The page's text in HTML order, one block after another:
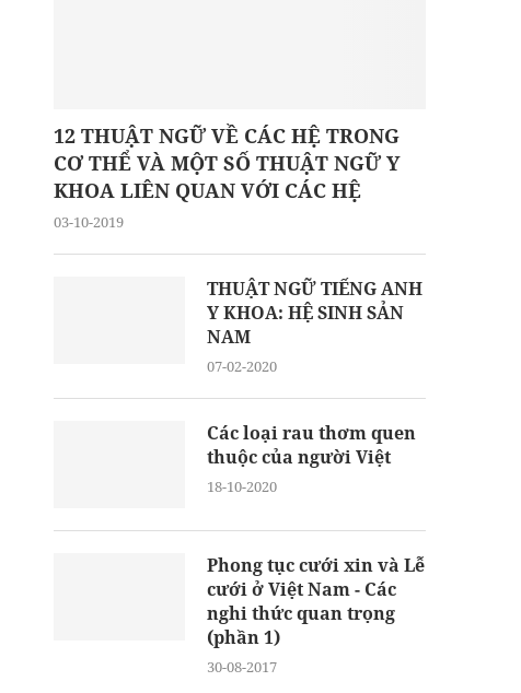
12 THUẬT NGỮ VỀ CÁC HỆ TRONG
CƠ THỂ VÀ MỘT SỐ THUẬT NGỮ Y
KHOA LIÊN QUAN VỚI CÁC HỆ
03-10-2019
THUẬT NGỮ TIẾNG ANH
Y KHOA: HỆ SINH SẢN
NAM
07-02-2020
Các loại rau thơm quen
thuộc của người Việt
18-10-2020
Phong tục cưới xin và Lễ
cưới ở Việt Nam - Các
nghi thức quan trọng
(phần 1)
30-08-2017